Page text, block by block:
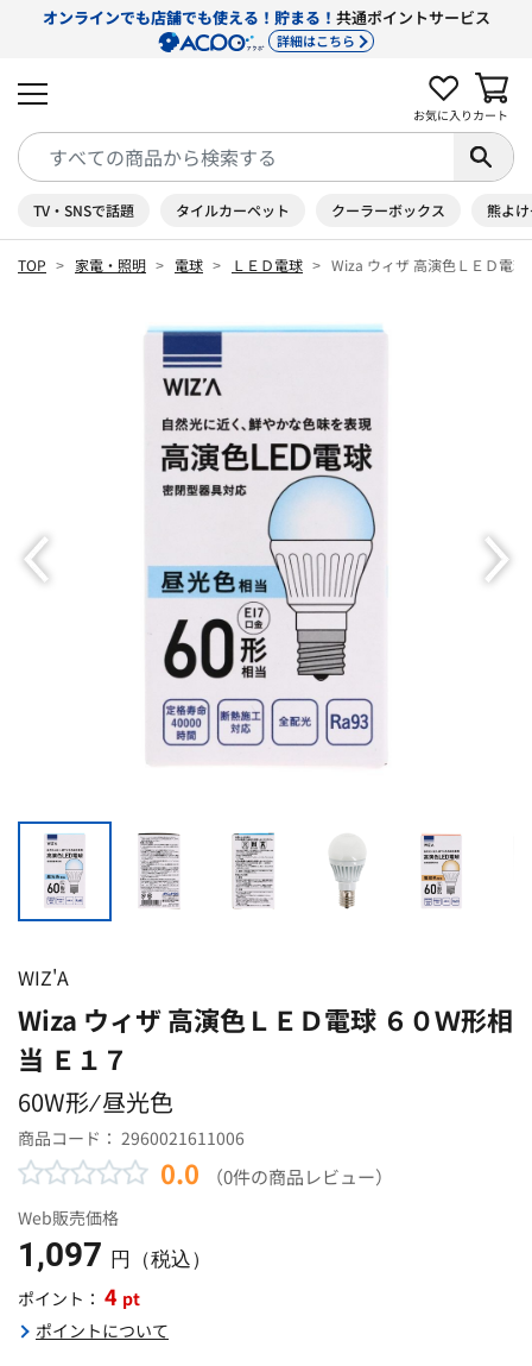
オンラインでも店舗でも使える！貯まる！ 共通ポイントサービス
詳細はこちら
お気に入り カート
TV・SNSで話題 タイルカーペット クーラーボックス 熊よ
TOP 家電・照明 電球 ＬＥＤ電球 Wiza ウィザ 高演色ＬＥＤ電
WIZ'A
Wiza ウィザ 高演色ＬＥＤ電球 ６０Ｗ形相
当 Ｅ１７
60W形 ⁄ 昼光色
商品コード： 2960021611006
0.0 （0件の商品レビュー）
Web販売価格
1,097 円（税込）
ポイント： 4 pt
ポイントについて